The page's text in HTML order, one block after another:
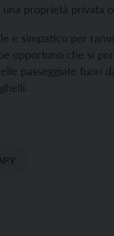
proprietà privata
e simpatico per
opportuno che si
passeggiate fuori